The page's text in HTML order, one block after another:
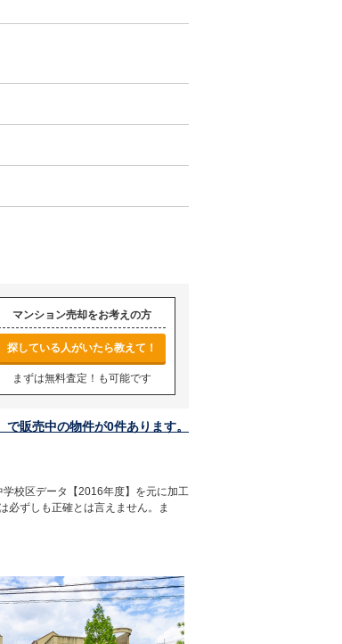
マンション売却をお考えの方
探している人がいたら教えて！
まずは無料査定！も可能です
販売中の物件が0件あります。
校区データ【2016年度】を元に加工
必ずしも正確とは言えません。ま